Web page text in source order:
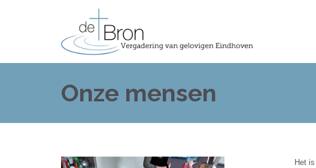
Onze mensen
Het